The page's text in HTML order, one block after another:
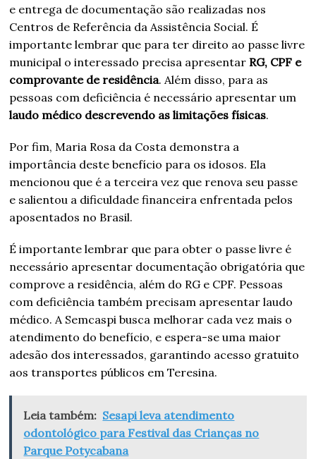
e entrega de documentação são realizadas nos
Centros de Referência da Assistência Social. É
importante lembrar que para ter direito ao passe livre
municipal o interessado precisa apresentarRG, CPF e
comprovante de residência. Além disso, para as
pessoas com deficiência é necessário apresentar um
laudo médico descrevendo as limitações físicas.
Por fim, Maria Rosa da Costa demonstra a
importância deste benefício para os idosos. Ela
mencionou que é a terceira vez que renova seu passe
e salientou a dificuldade financeira enfrentada pelos
aposentados no Brasil.
É importante lembrar que para obter o passe livre é
necessário apresentar documentação obrigatória que
comprove a residência, além do RG e CPF. Pessoas
com deficiência também precisam apresentar laudo
médico. A Semcaspi busca melhorar cada vez mais o
atendimento do benefício, e espera-se uma maior
adesão dos interessados, garantindo acesso gratuito
aos transportes públicos em Teresina.
Leia também: Sesapi leva atendimento
odontológico para Festival das Crianças no
Parque Potycabana